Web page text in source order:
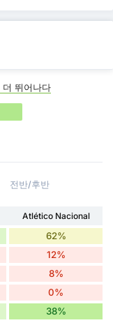
더 뛰어나다
전반/후반
Atlético Nacional
62%
12%
8%
0%
38%